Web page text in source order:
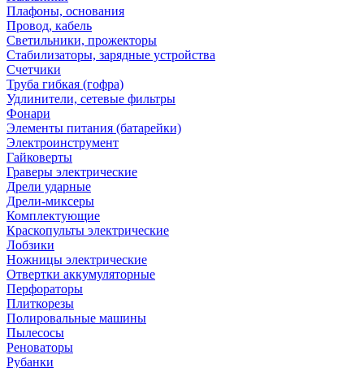
Плафоны, основания
Провод, кабель
Светильники, прожекторы
Стабилизаторы, зарядные устройства
Счетчики
Труба гибкая (гофра)
Удлинители, сетевые фильтры
Фонари
Элементы питания (батарейки)
Электроинструмент
Гайковерты
Граверы электрические
Дрели ударные
Дрели-миксеры
Комплектующие
Краскопульты электрические
Лобзики
Ножницы электрические
Отвертки аккумуляторные
Перфораторы
Плиткорезы
Полировальные машины
Пылесосы
Реноваторы
Рубанки